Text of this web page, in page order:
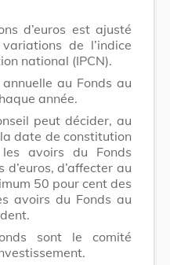
d’euros est ajusté
de l’indice
national (IPCN).
au Fonds au
année.
peut décider, au
date de constitution
avoirs du Fonds
d’affecter au
50 pour cent des
avoirs du Fonds au
sont le comité